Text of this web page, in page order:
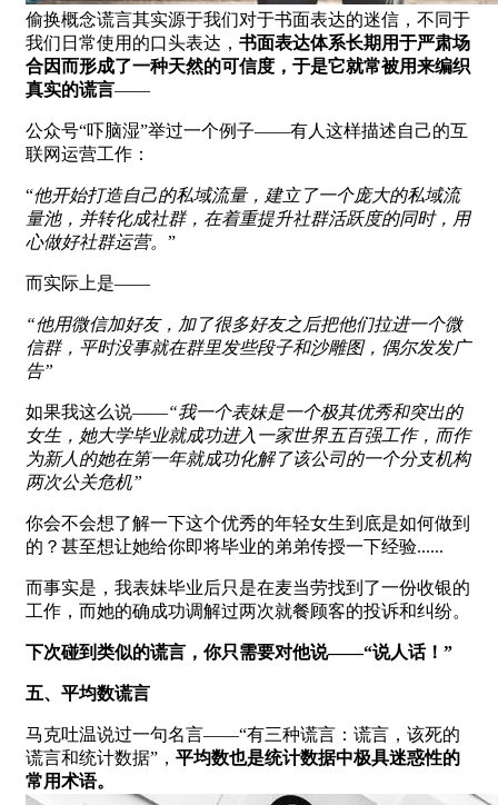
偷换概念谎言其实源于我们对于书面表达的迷信，不同于
我们日常使用的口头表达， 书面表达体系长期用于严肃场
合因而形成了一种天然的可信度，于是它就常被用来编织
真实的谎言——
公众号“吓脑湿”举过一个例子——有人这样描述自己的互
联网运营工作：
“他开始打造自己的私域流量，建立了一个庞大的私域流
量池，并转化成社群，在着重提升社群活跃度的同时，用
心做好社群运营。 ”
而实际上是——
“他用微信加好友，加了很多好友之后把他们拉进一个微
信群，平时没事就在群里发些段子和沙雕图，偶尔发发广
告”
如果我这么说——“我一个表妹是一个极其优秀和突出的
女生，她大学毕业就成功进入一家世界五百强工作，而作
为新人的她在第一年就成功化解了该公司的一个分支机构
两次公关危机”
你会不会想了解一下这个优秀的年轻女生到底是如何做到
的？甚至想让她给你即将毕业的弟弟传授一下经验......
而事实是，我表妹毕业后只是在麦当劳找到了一份收银的
工作，而她的确成功调解过两次就餐顾客的投诉和纠纷。
下次碰到类似的谎言，你只需要对他说——“说人话！”
五、平均数谎言
马克吐温说过一句名言——“有三种谎言：谎言，该死的
谎言和统计数据”， 平均数也是统计数据中极具迷惑性的
常用术语。